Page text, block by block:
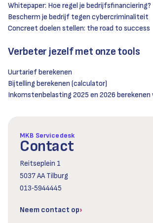
Whitepaper: Hoe regel je bedrijfsfinanciering?
Bescherm je bedrijf tegen cybercriminaliteit
Concreet doelen stellen: the road to success
Verbeter jezelf met onze tools
Uurtarief berekenen
Bijtelling berekenen (calculator)
Inkomstenbelasting 2025 en 2026
MKB Servicedesk
Contact
Reitseplein 1
5037 AA Tilburg
013‑5944445
Neem contact op